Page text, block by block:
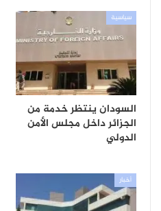
سياسية
السودان ينتظر خدمة من
الجزائر داخل مجلس الأمن
الدولي
أخبار